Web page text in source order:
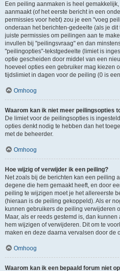
Een peiling aanmaken is heel
aanmaakt (of het eerste bericht in een
permissies voor hebt) zou je een "voeg
onderaan het berichten-gedeelte (als je
juiste permissies om peilingen aan te
invullen bij "peilingsvraag" en dan
"peilingopties"-tekstgedeelte (limiet is
optie gescheiden door middel van een
hoeveel opties een gebruiker mag kiezen
tijdslimiet in dagen voor de peiling (0 is
Omhoog
Waarom kan ik niet meer peilingsopties
De limiet voor de peilingsopties is
opties denkt nodig te hebben dan het
met de beheerder.
Omhoog
Hoe wijzig of verwijder ik een peiling?
Net zoals bij de berichten kan een peiling
degene die hem gemaakt heeft, en door
peiling te wijzigen moet je het allereerste
(hieraan is de peiling gekoppeld). Als er
kunnen gebruikers de peiling verwijderen
Maar, als er reeds gestemd is, dan
hem wijzigen of verwijderen. Dit om te
maken en deze daarna vervalsen door de
Omhoog
Waarom kan ik een bepaald forum niet